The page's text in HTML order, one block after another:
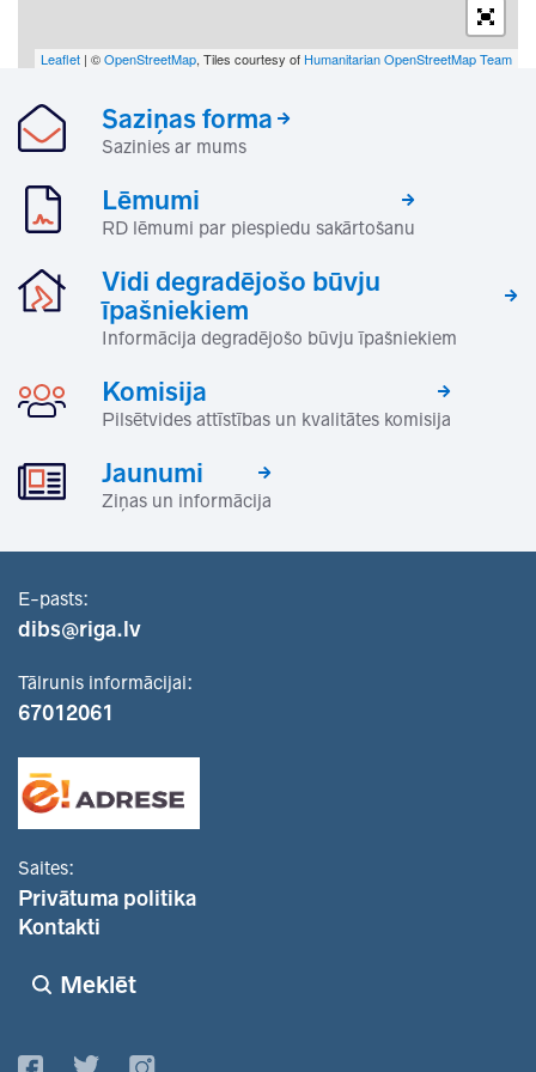
Leaflet | ©OpenStreetMap, Tiles courtesy of Humanitarian OpenStreetMap Team
Saziņas forma
Sazinies ar mums
Lēmumi
RD lēmumi par piespiedu sakārtošanu
Vidi degradējošo būvju
īpašniekiem
Informācija degradējošo būvju īpašniekiem
Komisija
Pilsētvides attīstības un kvalitātes komisija
Jaunumi
Ziņas un informācija
E-pasts:
dibs@riga.lv
Tālrunis informācijai:
67012061
Saites:
Privātuma politika
Kontakti
Meklēt